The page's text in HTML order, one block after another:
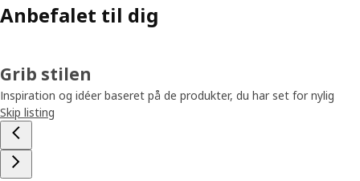
Anbefalet til dig
Grib stilen
Inspiration og idéer baseret på de produkter, du har set for nylig
Skip listing